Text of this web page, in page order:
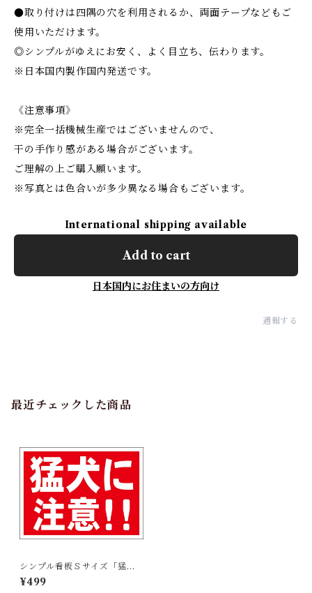
●取り付けは四隅の穴を利用されるか、両面テープなどもご
使用いただけます。
◎シンプルがゆえにお安く、よく目立ち、伝わります。
※日本国内製作国内発送です。
《注意事項》
※完全一括機械生産ではございませんので、
干の手作り感がある場合がございます。
ご理解の上ご購入願います。
※写真とは色合いが多少異なる場合もございます。
International shipping available
Add to cart
日本国内にお住まいの方向け
通報する
最近チェックした商品
シンプル看板Ｓサイズ「猛犬
に注意！！」屋外可【その
他】
¥499